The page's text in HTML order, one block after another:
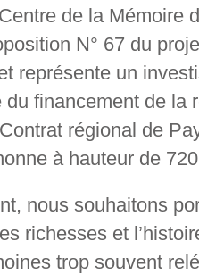
de la Mémoire
N° 67 du
représente un
du financement de la
régional de
à hauteur de
nous souhaitons
richesses et
trop souvent